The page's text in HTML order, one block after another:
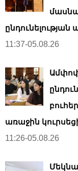
ընդունելության
11:37-05.08.26
առաջին
11:26-05.08.26